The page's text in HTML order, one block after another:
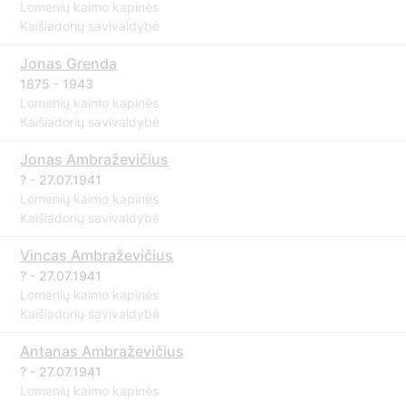
Lomenių kaimo kapinės
Kaišiadorių savivaldybė
Jonas Grenda
1875 - 1943
Lomenių kaimo kapinės
Kaišiadorių savivaldybė
Jonas Ambraževičius
? - 27.07.1941
Lomenių kaimo kapinės
Kaišiadorių savivaldybė
Vincas Ambraževičius
? - 27.07.1941
Lomenių kaimo kapinės
Kaišiadorių savivaldybė
Antanas Ambraževičius
? - 27.07.1941
Lomenių kaimo kapinės